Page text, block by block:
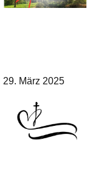
29. März 2025